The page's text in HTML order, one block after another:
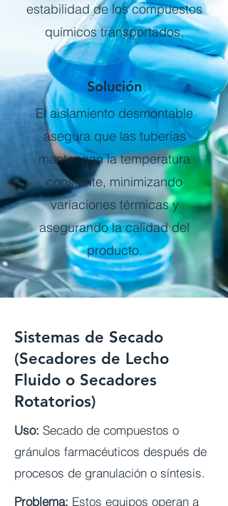
estabilidad de los compuestos
químicos transportados.
Solución
El aislamiento desmontable
asegura que las tuberías
mantengan la temperatura
constante, minimizando
variaciones térmicas y
asegurando la calidad del
producto.
Sistemas de Secado
(Secadores de Lecho
Fluido o Secadores
Rotatorios)
Uso: Secado de compuestos o
gránulos farmacéuticos después de
procesos de granulación o síntesis.
Problema: Estos equipos operan a